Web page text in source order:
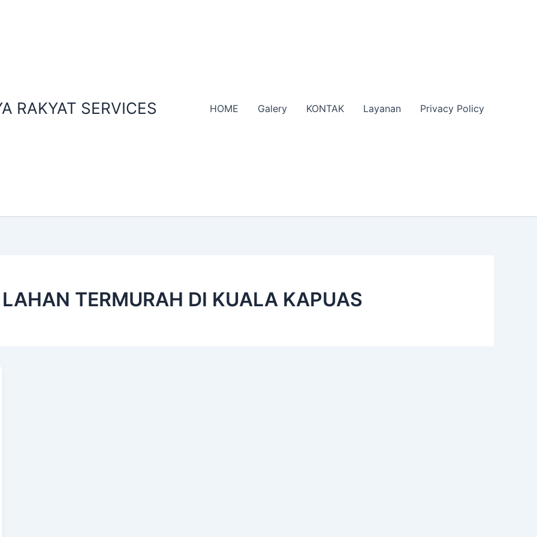
RAKYAT SERVICES HOME Galery KONTAK Layanan Privacy Policy
TERMURAH DI KUALA KAPUAS